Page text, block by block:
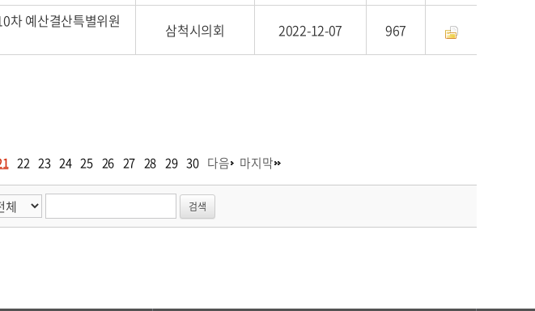
차 예산결산특별위원
삼척시의회 2022-12-07 967
22 23 24 25 26 27 28 29 30 다음 마지막